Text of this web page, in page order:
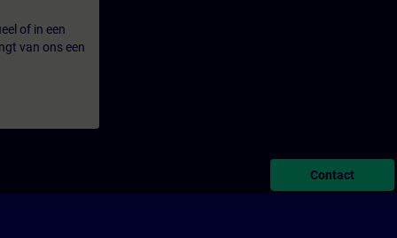
of in een
van ons een
Contact